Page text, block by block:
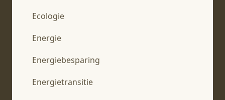
Ecologie
Energie
Energiebesparing
Energietransitie